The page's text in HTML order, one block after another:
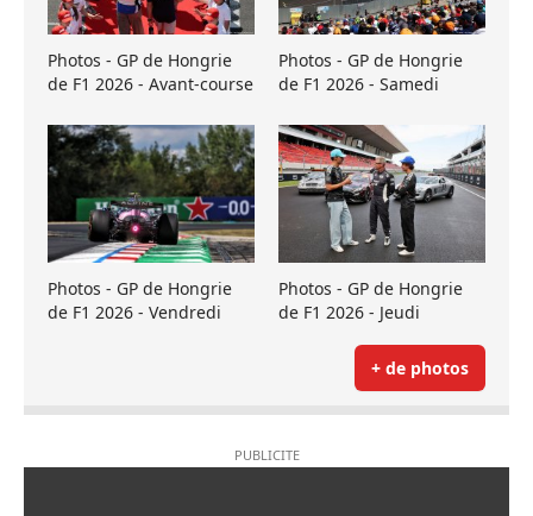
Photos - GP de Hongrie
de F1 2026 - Avant-course
Photos - GP de Hongrie
de F1 2026 - Samedi
Photos - GP de Hongrie
de F1 2026 - Vendredi
Photos - GP de Hongrie
de F1 2026 - Jeudi
+ de photos